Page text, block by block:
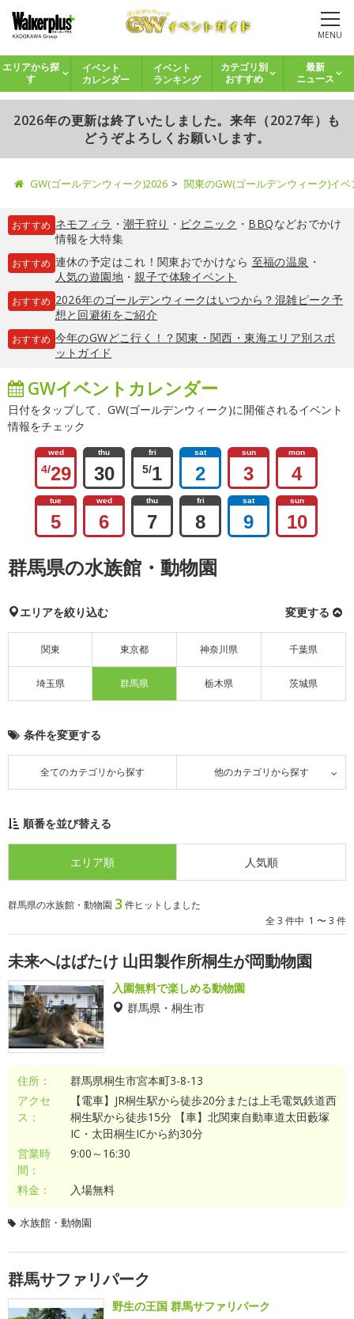
MENU
エリアから探
す
イベント
カレンダー
イベント
ランキング
カテゴリ別
おすすめ
最新
ニュース
2026年の更新は終了いたしました。来年（2027年）も
どうぞよろしくお願いします。
GW(ゴールデンウィーク)2026 関東のGW(ゴールデンウィーク)イ
おすすめ ネモフィラ ・ 潮干狩り ・ ピクニック ・ BBQなどおでかけ
情報を大特集
おすすめ 連休の予定はこれ！関東おでかけなら 至福の温泉 ・
人気の遊園地・親子で体験イベント
おすすめ 2026年のゴールデンウィークはいつから？混雑ピーク予
想と回避術をご紹介
おすすめ 今年のGWどこ行く！？関東・関西・東海エリア別スポ
ットガイド
GWイベントカレンダー
日付をタップして、GW(ゴールデンウィーク)に開催されるイベント
情報をチェック
wed
4/29
thu
30
fri
5/1
sat
2
sun
3
mon
4
tue
5
wed
6
thu
7
fri
8
sat
9
sun
10
群馬県の水族館・動物園
エリアを絞り込む 変更する
関東 東京都 神奈川県 千葉県
埼玉県 群馬県 栃木県 茨城県
条件を変更する
全てのカテゴリから探す 他のカテゴリから探す
順番を並び替える
エリア順 人気順
群馬県の水族館・動物園 3 件ヒットしました
全 3 件中 1 〜 3 件
未来へはばたけ 山田製作所桐生が岡動物園
入園無料で楽しめる動物園
群馬県・桐生市
住所：
群馬県桐生市宮本町3-8-13
アクセ
ス：
【電車】JR桐生駅から徒歩20分または上毛電気鉄道西
桐生駅から徒歩15分 【車】北関東自動車道太田藪塚
IC・太田桐生ICから約30分
営業時
間：
9:00～16:30
料金： 入場無料
水族館・動物園
群馬サファリパーク
野生の王国 群馬サファリパーク